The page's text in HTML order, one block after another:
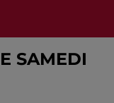
SAMEDI